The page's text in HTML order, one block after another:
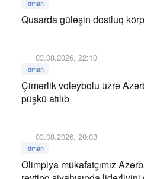
İdman
Qusarda güləşin dostluq
03.08.2026, 22:10
İdman
Çimərlik voleybolu üzrə
püşkü atılıb
03.08.2026, 20:03
İdman
Olimpiya mükafatçımız